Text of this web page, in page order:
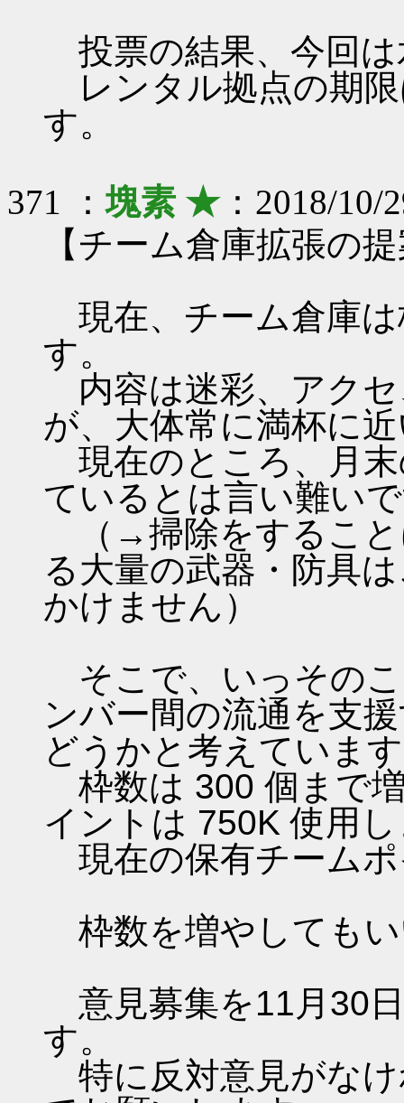
投票の結果、今回
レンタル拠点の期
す。
371 ：塊素 ★：2018/10/
【チーム倉庫拡張の
現在、チーム倉庫
す。
内容は迷彩、アク
が、大体常に満杯に
現在のところ、月
ているとは言い難い
（→掃除をすること
る大量の武器・防具
かけません）
そこで、いっその
ンバー間の流通を支
どうかと考えていま
枠数は 300 個まで
イントは 750K 使用
現在の保有チーム
枠数を増やしても
意見募集を11月30
す。
特に反対意見がな